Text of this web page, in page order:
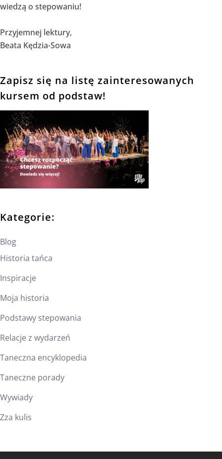
wiedzą o stepowaniu!
Przyjemnej lektury,
Beata Kędzia-Sowa
Zapisz się na listę zainteresowanych
kursem od podstaw!
Kategorie:
Blog
Historia tańca
Inspiracje
Moja historia
Podstawy stepowania
Relacje z wydarzeń
Taneczna encyklopedia
Taneczne porady
Wywiady
Zza kulis